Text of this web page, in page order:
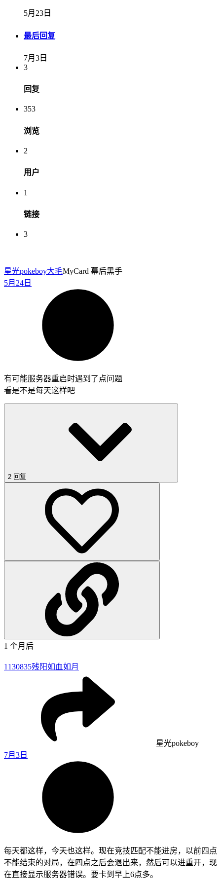
5月23日
最后回复
7月3日
3
回复
353
浏览
2
用户
1
链接
3
星光pokeboy大毛MyCard 幕后黑手
5月24日
有可能服务器重启时遇到了点问题
看是不是每天这样吧
2 回复
1 个月后
1130835残阳如血如月
星光pokeboy
7月3日
每天都这样，今天也这样。现在竞技匹配不能进房，以前四点
不能结束的对局，在四点之后会退出来，然后可以进重开，现
在直接显示服务器错误。要卡到早上6点多。